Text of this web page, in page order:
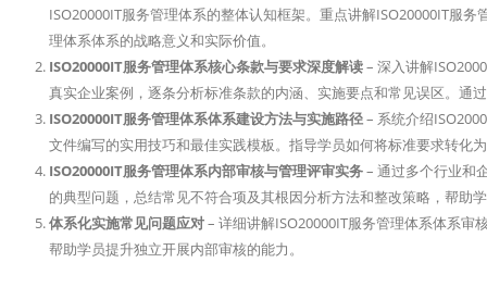
ISO20000IT服务管理体系的整体认知框架。重点讲解ISO20000IT服
理体系体系的战略意义和实际价值。
ISO20000IT服务管理体系核心条款与要求深度解读– 深入讲解
真实企业案例，逐条分析标准条款的内涵、实施要点和常见误区。通
ISO20000IT服务管理体系体系建设方法与实施路径– 系统介绍
文件编写的实用技巧和最佳实践模板。指导学员如何将标准要求转化
ISO20000IT服务管理体系内部审核与管理评审实务– 通过多个行业和
的典型问题，总结常见不符合项及其根因分析方法和整改策略，帮助
体系化实施常见问题应对– 详细讲解ISO20000IT服务管理体系体系
帮助学员提升独立开展内部审核的能力。